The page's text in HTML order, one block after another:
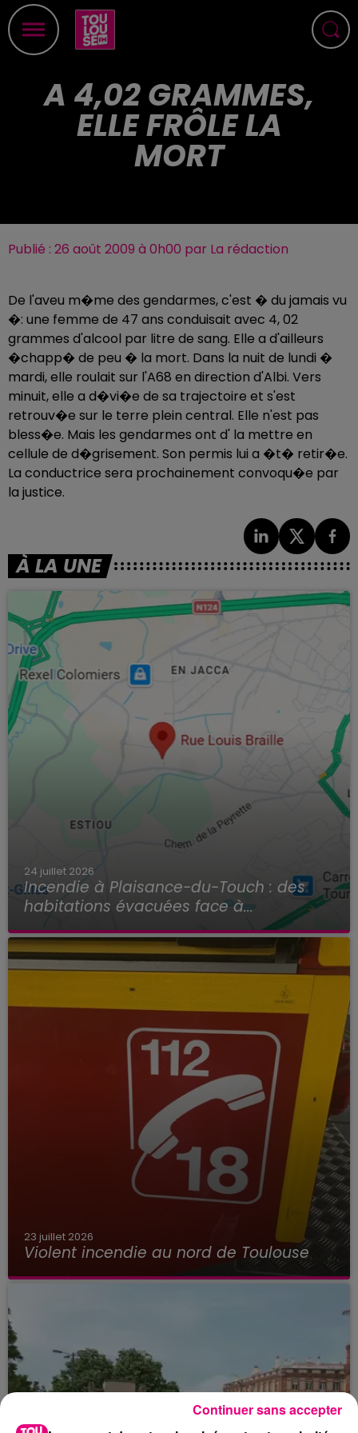
A 4,02 GRAMMES,
ELLE FRÔLE LA
MORT
Publié : 26 août 2009 à 0h00 par La rédaction
De l'aveu m�me des gendarmes, c'est � du jamais vu
�: une femme de 47 ans conduisait avec 4, 02
grammes d'alcool par litre de sang. Elle a d'ailleurs
�chapp� de peu � la mort. Dans la nuit de lundi �
mardi, elle roulait sur l'A68 en direction d'Albi. Vers
minuit, elle a d�vi�e de sa trajectoire et s'est
retrouv�e sur le terre plein central. Elle n'est pas
bless�e. Mais les gendarmes ont d' la mettre en
cellule de d�grisement. Son permis lui a �t� retir�e.
La conductrice sera prochainement convoqu�e par
la justice.
À LA UNE
24 juillet 2026
Incendie à Plaisance-du-Touch : des
habitations évacuées face à...
23 juillet 2026
Violent incendie au nord de Toulouse
Continuer sans accepter